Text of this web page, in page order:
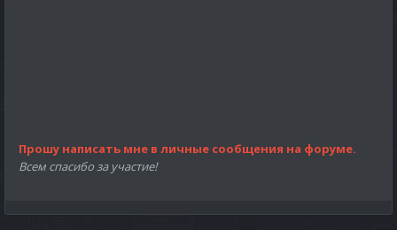
Прошу написать мне в личные сообщения на форуме.
Всем спасибо за участие!